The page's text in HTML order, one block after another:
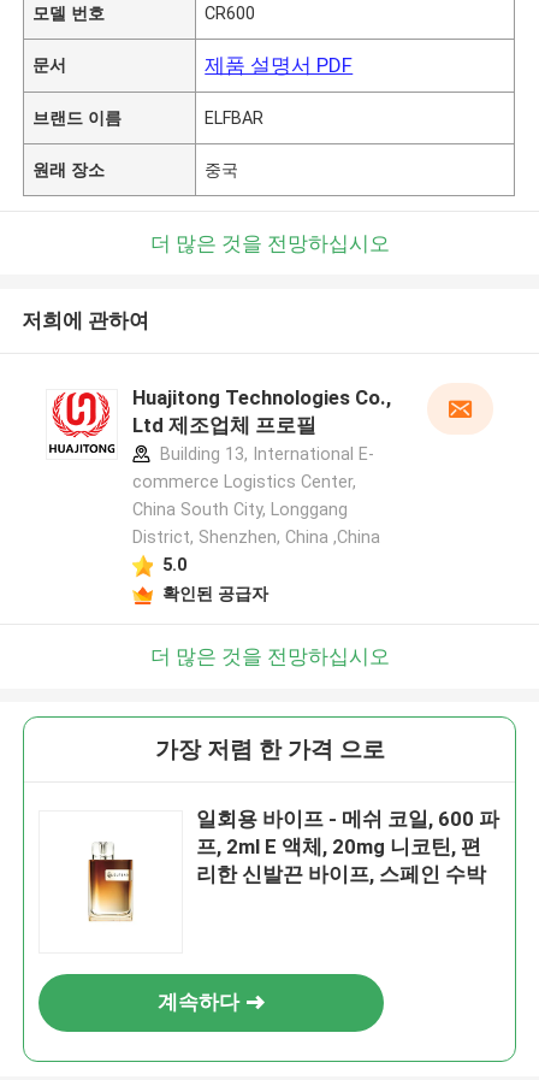
모델 번호 CR600
문서 제품 설명서 PDF
브랜드 이름 ELFBAR
원래 장소 중국
더 많은 것을 전망하십시오
저희에 관하여
Huajitong Technologies Co.,
Ltd 제조업체 프로필
Building 13, International E-
commerce Logistics Center,
China South City, Longgang
District, Shenzhen, China ,China
5.0
확인된 공급자
더 많은 것을 전망하십시오
가장 저렴 한 가격 으로
일회용 바이프 - 메쉬 코일, 600 파
프, 2ml E 액체, 20mg 니코틴, 편
리한 신발끈 바이프, 스페인 수박
계속하다